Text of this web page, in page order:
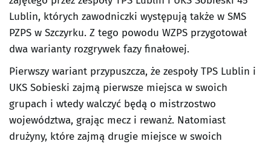
Lublin, których zawodniczki występują także w SMS
PZPS w Szczyrku. Z tego powodu WZPS przygotował
dwa warianty rozgrywek fazy finałowej.
Pierwszy wariant przypuszcza, że zespoły TPS Lublin i
UKS Sobieski zajmą pierwsze miejsca w swoich
grupach i wtedy walczyć będą o mistrzostwo
województwa, grając mecz i rewanż. Natomiast
drużyny, które zajmą drugie miejsce w swoich